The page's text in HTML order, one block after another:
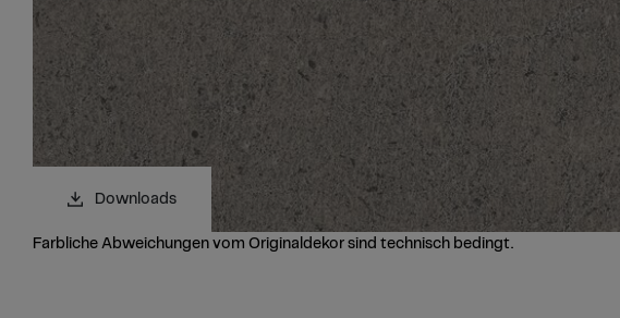
Downloads
Farbliche Abweichungen vom Originaldekor sind technisch bedingt.